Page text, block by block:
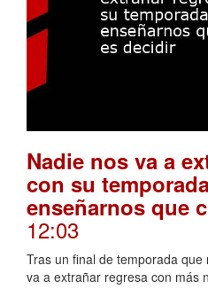
Nadie nos va a
con su
enseñarnos que
12:03
Tras un final de temporada
va a extrañar regresa con más